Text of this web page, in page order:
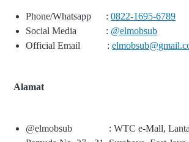
Phone/Whatsapp : 0822-1695-6789
Social Media
: @elmobsub
Official Email
:
Alamat
@elmobsub
: WTC e-Mall,